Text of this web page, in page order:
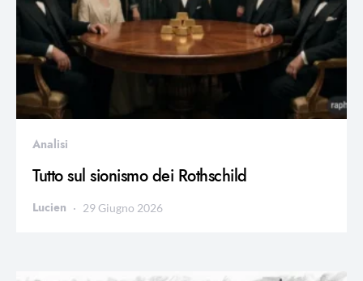
Analisi
Tutto sul sionismo dei Rothschild
Lucien 29 Giugno 2026